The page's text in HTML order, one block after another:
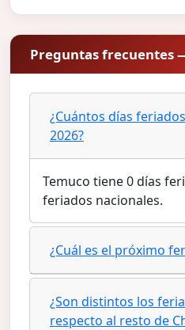
Preguntas frecuentes
¿Cuántos días
2026?
Temuco tiene 0 días
feriados nacionales.
¿Cuál es el próximo
¿Son distintos los
respecto al resto de